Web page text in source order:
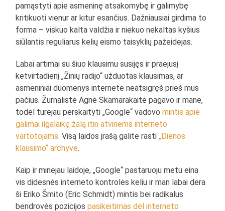
pamąstyti apie asmeninę atsakomybę ir galimybę
kritikuoti vienur ar kitur esančius. Dažniausiai girdima to
forma – viskuo kalta valdžia ir niekuo nekaltas kyšius
siūlantis reguliarus kelių eismo taisyklių pažeidėjas.
Labai artimai su šiuo klausimu susijęs ir praėjusį
ketvirtadienį „Žinių radijo“ užduotas klausimas, ar
asmeniniai duomenys internete neatsigręš prieš mus
pačius. Žurnalistė Agnė Skamarakaitė pagavo ir mane,
todėl turėjau perskaityti „Google“ vadovomintis apie
galimai ilgalaikę žalą itin atviriems interneto
vartotojams. Visą laidos įrašą galite rasti„Dienos
klausimo“ archyve.
Kaip ir minėjau laidoje, „Google“ pastaruoju metu eina
vis didesnės interneto kontrolės keliu ir man labai dera
ši Eriko Šmito (Eric Schmidt) mintis bei radikalus
bendrovės pozicijospasikeitimas dėl interneto